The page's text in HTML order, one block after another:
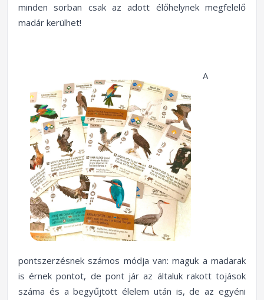
minden sorban csak az adott élőhelynek megfelelő
madár kerülhet!
A
pontszerzésnek számos módja van: maguk a madarak
is érnek pontot, de pont jár az általuk rakott tojások
száma és a begyűjtött élelem után is, de az egyéni